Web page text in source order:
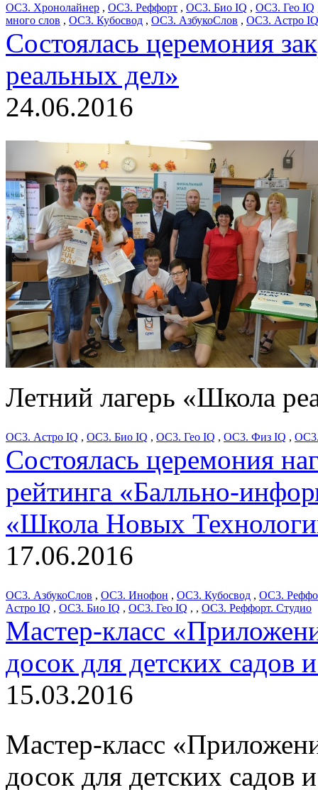
ОС3. Хронолайнер , ОС3. Реффорт , ОС3. Био IQ , ОС3. Гео IQ
много слов , ОС3. Кубосвод , ОС3. АзбукоСлов , ОС3. Астро IQ
Состоялась церемония
реальных дел»
24.06.2016
Летний лагерь «Школа
ОС3. Астро IQ , ОС3. Био IQ , ОС3. Гео IQ , ОС3. Физ IQ ,
Состоялась церемония
рейтинга «Балльно-
«Школа Новых
17.06.2016
ОС3. АзбукоСлов , ОС3. Инофон , ОС3. Кубосвод , ОС3.
Астро IQ , ОС3. Био IQ , ОС3. Гео IQ , , ОС3. Реффорт. Студио
Мастер-класс
досок для детских садов
15.03.2016
Мастер-класс
досок для детских